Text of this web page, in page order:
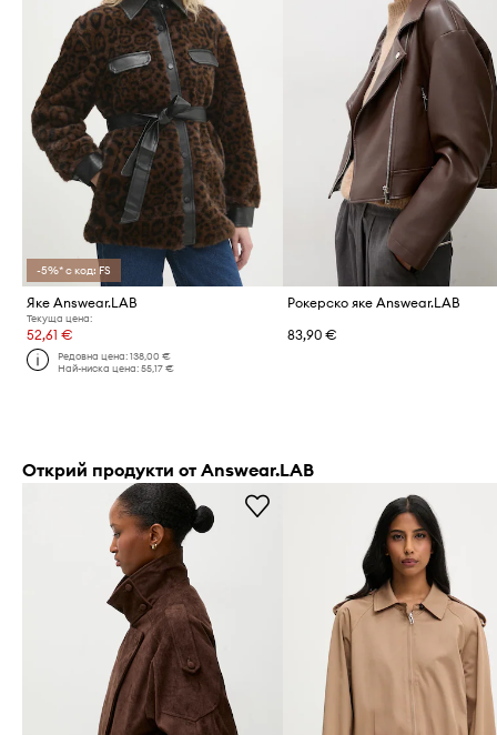
-5%* с код: FS
Яке Answear.LAB
Текуща цена:
52,61 €
Редовна цена:138,00 €
Най-ниска цена:55,17 €
Рокерско яке Answear.LAB
83,90 €
Открий продукти от Answear.LAB